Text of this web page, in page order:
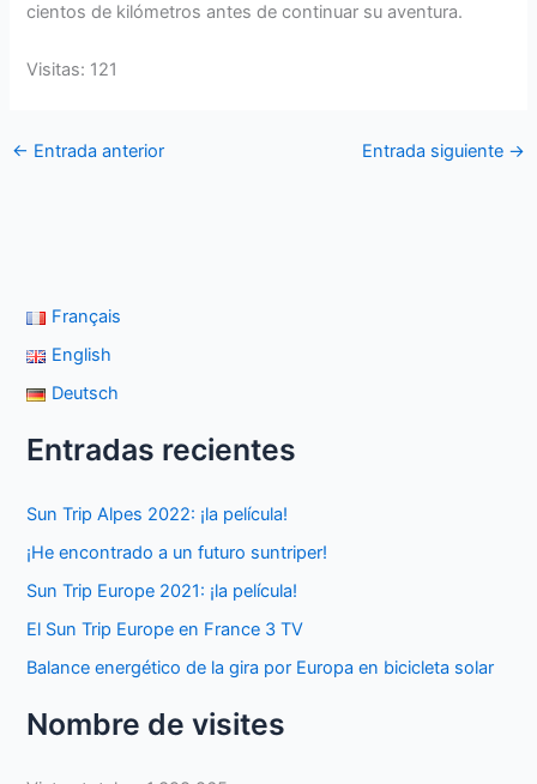
cientos de kilómetros antes de continuar su aventura.
Visitas: 121
← Entrada anterior Entrada siguiente →
Français
English
Deutsch
Entradas recientes
Sun Trip Alpes 2022: ¡la película!
¡He encontrado a un futuro suntriper!
Sun Trip Europe 2021: ¡la película!
El Sun Trip Europe en France 3 TV
Balance energético de la gira por Europa en bicicleta solar
Nombre de visites